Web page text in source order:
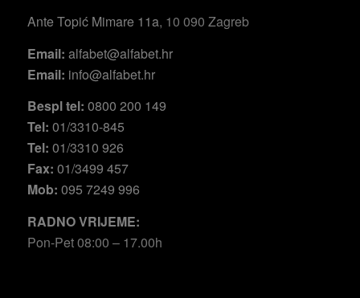
Ante Topić Mimare 11a, 10 090 Zagreb
Email: alfabet@alfabet.hr
Email: info@alfabet.hr
Bespl tel: 0800 200 149
Tel: 01/3310-845
Tel: 01/3310 926
Fax: 01/3499 457
Mob: 095 7249 996
RADNO VRIJEME:
Pon-Pet 08:00 – 17.00h